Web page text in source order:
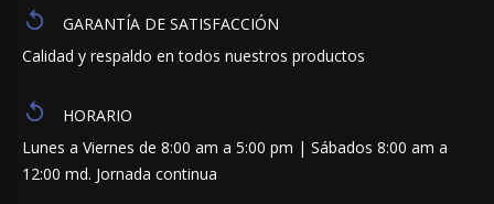
GARANTÍA DE SATISFACCIÓN
Calidad y respaldo en todos nuestros productos
HORARIO
Lunes a Viernes de 8:00 am a 5:00 pm | Sábados 8:00 am a
12:00 md. Jornada continua